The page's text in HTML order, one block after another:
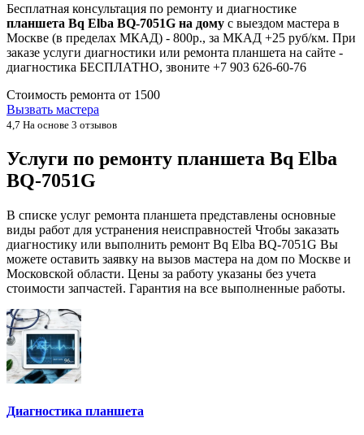
Бесплатная консультация по ремонту и диагностике
планшета Bq Elba BQ-7051G на дому с выездом мастера в
Москве (в пределах МКАД) - 800р., за МКАД +25 руб/км. При
заказе услуги диагностики или ремонта планшета на сайте -
диагностика БЕСПЛАТНО, звоните +7 903 626-60-76
Стоимость ремонта от 1500
Вызвать мастера
4,7 На основе 3 отзывов
Услуги по ремонту планшета Bq Elba
BQ-7051G
В списке услуг ремонта планшета представлены основные
виды работ для устранения неисправностей Чтобы заказать
диагностику или выполнить ремонт Bq Elba BQ-7051G Вы
можете оставить заявку на вызов мастера на дом по Москве и
Московской области. Цены за работу указаны без учета
стоимости запчастей. Гарантия на все выполненные работы.
Диагностика планшета